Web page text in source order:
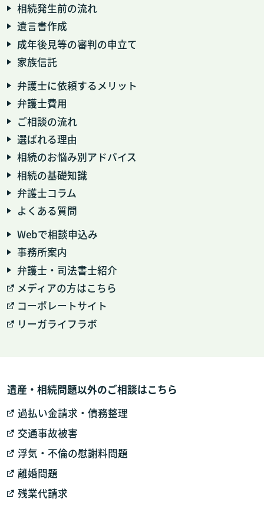
相続発生前の流れ
遺言書作成
成年後見等の審判の申立て
家族信託
弁護士に依頼するメリット
弁護士費用
ご相談の流れ
選ばれる理由
相続のお悩み別アドバイス
相続の基礎知識
弁護士コラム
よくある質問
Webで相談申込み
事務所案内
弁護士・司法書士紹介
メディアの方はこちら
コーポレートサイト
リーガライフラボ
遺産・相続問題以外のご相談はこちら
過払い金請求・債務整理
交通事故被害
浮気・不倫の慰謝料問題
離婚問題
残業代請求